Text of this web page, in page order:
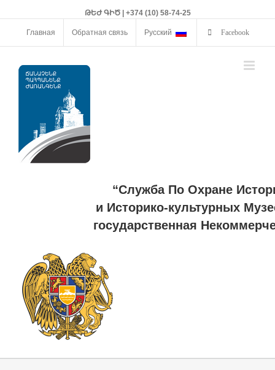
ԹԵԺ ԳԻԾ | +374 (10) 58-74-25
Главная Обратная связь Русский Facebook
“Служба По Охране
и Историко-культурных
государственная